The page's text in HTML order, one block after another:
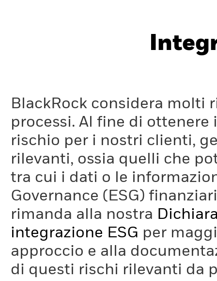
BlackRock considera molti
processi. Al fine di
rischio per i nostri clienti,
rilevanti, ossia quelli che
tra cui i dati o le
Governance (ESG)
rimanda alla nostra
integrazione ESG per
approccio e alla
di questi rischi rilevanti da